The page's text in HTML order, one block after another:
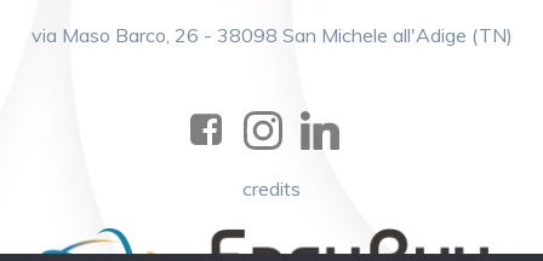
via Maso Barco, 26 - 38098 San Michele all'Adige (TN)
credits